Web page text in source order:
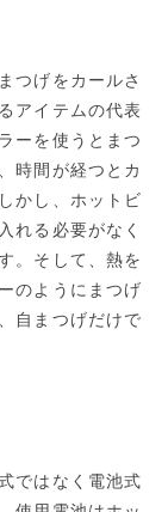
つげをカールさ
アイテムの代表
ーを使うとまつ
時間が経つとカ
かし、ホットビ
れる必要がなく
。そして、熱を
のようにまつげ
自まつげだけで
ではなく電池式